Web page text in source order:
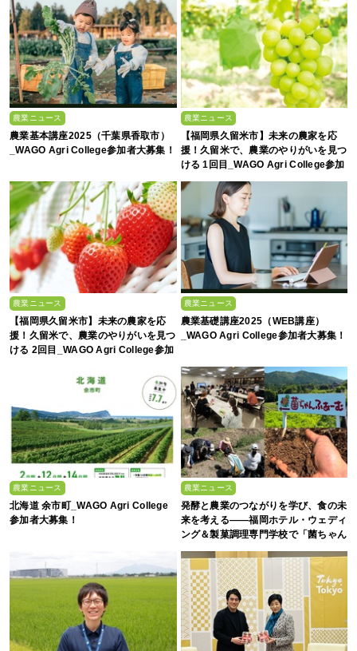
農業ニュース
農業基本講座2025（千葉県香取市）
_WAGO Agri College参加者大募集！
農業ニュース
【福岡県久留米市】未来の農家を応
援！久留米で、農業のやりがいを見つ
ける 1回目_WAGO Agri College参加
者大募集！
農業ニュース
【福岡県久留米市】未来の農家を応
援！久留米で、農業のやりがいを見つ
ける 2回目_WAGO Agri College参加
農業ニュース
農業基礎講座2025（WEB講座）
_WAGO Agri College参加者大募集！
農業ニュース
北海道 余市町_WAGO Agri College
参加者大募集！
農業ニュース
発酵と農業のつながりを学び、食の未
来を考える――福岡ホテル・ウェディ
ング＆製菓調理専門学校で「菌ちゃん
農法」研修を実施【イベントレポー
ト】